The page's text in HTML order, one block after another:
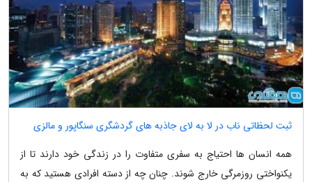
ثبت لحظاتی ناب در لا به لای جاذبه های گردشگری سنگاپور و مالزی
همه انسان ها احتیاج به سفری متفاوت را در زندگی خود دارند تا از
یکنواختی روزمرگی خارج شوند. چنان چه از دسته افرادی هستید که به